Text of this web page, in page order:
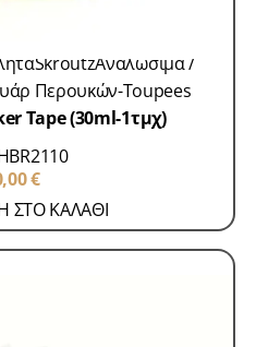
SkroutzΑναλώσιμα /
Περουκών-Toupees
Tape (30ml-1τμχ)
€
ΣΤΟ ΚΑΛΑΘΙ